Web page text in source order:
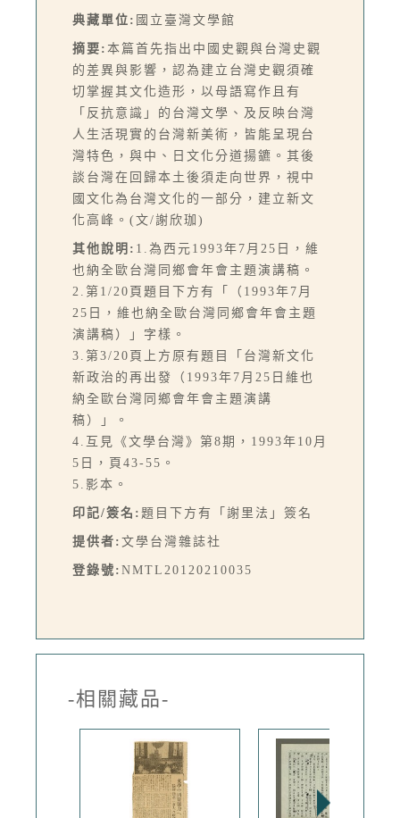
典藏單位: 國立臺灣文學館
摘要: 本篇首先指出中國史觀與台灣史觀
的差異與影響，認為建立台灣史觀須確
切掌握其文化造形，以母語寫作且有
「反抗意識」的台灣文學、及反映台灣
人生活現實的台灣新美術，皆能呈現台
灣特色，與中、日文化分道揚鑣。其後
談台灣在回歸本土後須走向世界，視中
國文化為台灣文化的一部分，建立新文
化高峰。(文/謝欣珈)
其他說明: 1.為西元1993年7月25日，維
也納全歐台灣同鄉會年會主題演講稿。
2.第1/20頁題目下方有「（1993年7月
25日，維也納全歐台灣同鄉會年會主題
演講稿）」字樣。
3.第3/20頁上方原有題目「台灣新文化
新政治的再出發（1993年7月25日維也
納全歐台灣同鄉會年會主題演講
稿）」。
4.互見《文學台灣》第8期，1993年10月
5日，頁43-55。
5.影本。
印記/簽名: 題目下方有「謝里法」簽名
提供者: 文學台灣雜誌社
登錄號: NMTL20120210035
-相關藏品-